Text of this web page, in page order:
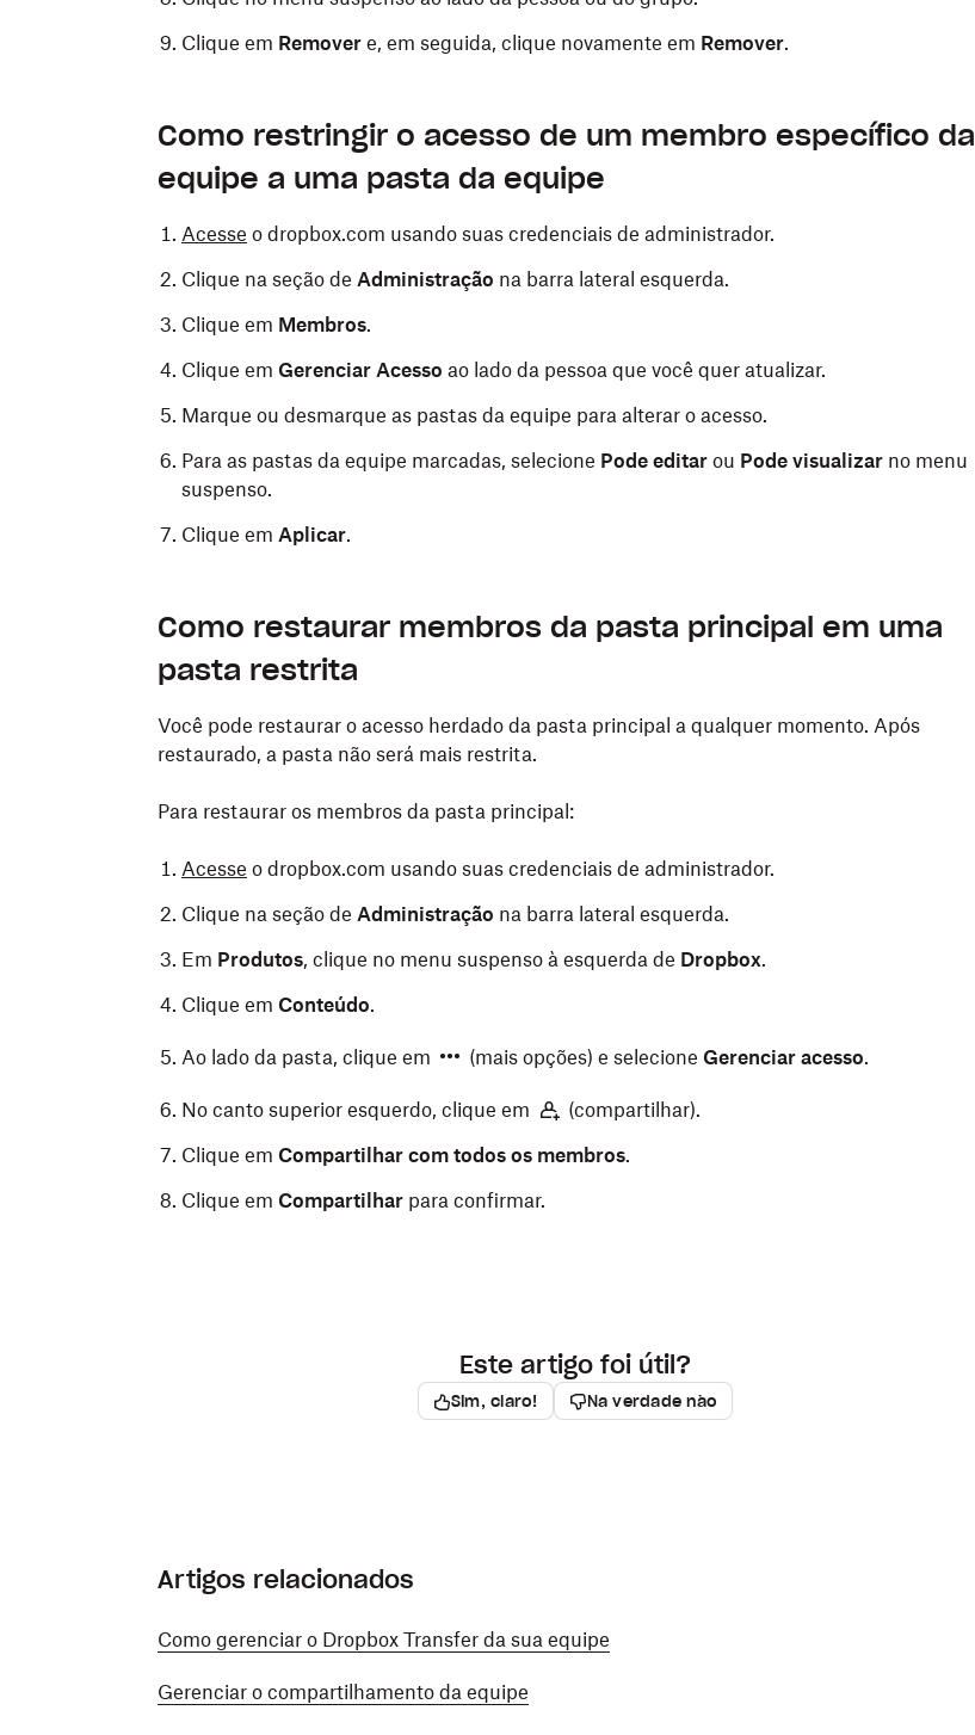
Clique em Remover e, em seguida, clique novamente em Remover.
Clique com o botão direito na pasta que deseja restringir.
Ao lado do ícone do Dropbox, selecioneGerenciar acesso à pasta
Clique no menu suspenso ao lado do membro que deseja remover.
SelecioneRemover.
Escolha se deseja deixar uma cópia da pasta compartilhada para a pessoa.
Clique em Removernovamente.
aplicativo do Dropbox para dispositivos móveis
iOS
Abra o aplicativo do Dropbox para dispositivos móveis
Toque no membro ou grupo que deseja remover.
Como restringir o acesso de um membro específico da
equipe a uma pasta da equipe
Acesse o dropbox.com usando suas credenciais de administrador.
Clique na seção de Administração na barra lateral esquerda.
Clique em Membros.
Clique em Gerenciar Acesso ao lado da pessoa que você quer atualizar.
Marque ou desmarque as pastas da equipe para alterar o acesso.
Para as pastas da equipe marcadas, selecione Pode editar ou Pode visualizar no menu
suspenso.
Clique em Aplicar.
Como restaurar membros da pasta principal em uma
pasta restrita
Você pode restaurar o acesso herdado da pasta principal a qualquer momento. Após
restaurado, a pasta não será mais restrita.
Para restaurar os membros da pasta principal:
Acesse o dropbox.com usando suas credenciais de administrador.
Clique na seção de Administração na barra lateral esquerda.
Em Produtos, clique no menu suspenso à esquerda de Dropbox.
Clique em Conteúdo.
Ao lado da pasta, clique em (mais opções) e selecione Gerenciar acesso.
No canto superior esquerdo, clique em
(compartilhar).
Clique em Compartilhar com todos os membros.
Clique em Compartilhar para confirmar.
Este artigo foi útil?
Sim, claro! Na verdade não
Artigos relacionados
Como gerenciar o Dropbox Transfer da sua equipe
Gerenciar o compartilhamento da equipe